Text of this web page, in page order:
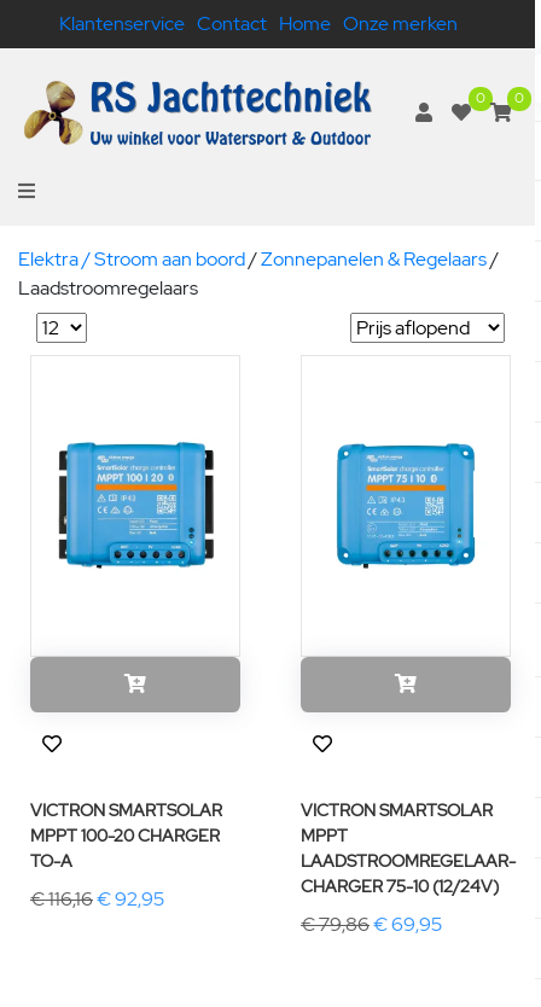
Klantenservice Contact Home Onze merken
0 0
Elektra / Stroom aan boord/Zonnepanelen & Regelaars/
Laadstroomregelaars
VICTRON SMARTSOLAR
MPPT 100-20 CHARGER
TO-A
€ 116,16€ 92,95
VICTRON SMARTSOLAR
MPPT
LAADSTROOMREGELAAR-
CHARGER 75-10 (12/24V)
€ 79,86€ 69,95